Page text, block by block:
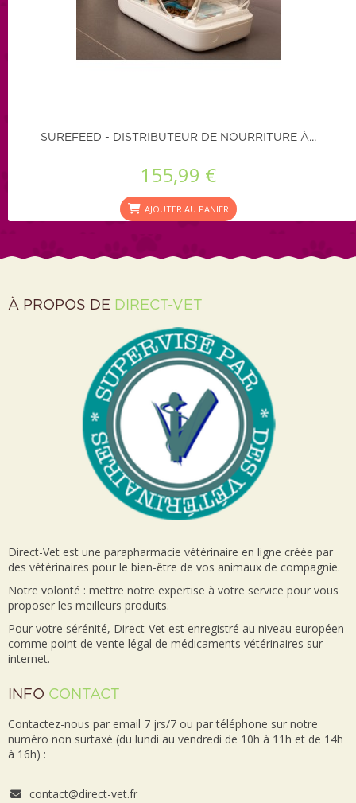
SUREFEED - DISTRIBUTEUR DE NOURRITURE À...
155,99 €
AJOUTER AU PANIER
À PROPOS DE DIRECT-VET
Direct-Vet est une parapharmacie vétérinaire en ligne créée par
des vétérinaires pour le bien-être de vos animaux de compagnie.
Notre volonté : mettre notre expertise à votre service pour vous
proposer les meilleurs produits.
Pour votre sérénité, Direct-Vet est enregistré au niveau européen
comme point de vente légal de médicaments vétérinaires sur
internet.
INFO CONTACT
Contactez-nous par email 7 jrs/7 ou par téléphone sur notre
numéro non surtaxé (du lundi au vendredi de 10h à 11h et de 14h
à 16h) :
contact@direct-vet.fr